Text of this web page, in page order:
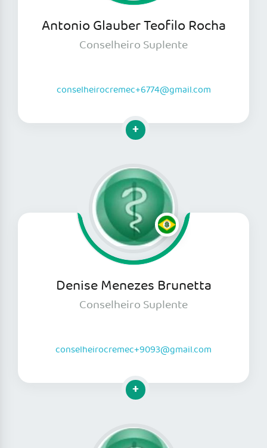
Antonio Glauber Teofilo Rocha
Conselheiro Suplente
conselheirocremec+6774@gmail.com
Clique para mais informações
Denise Menezes Brunetta
Conselheiro Suplente
conselheirocremec+9093@gmail.com
Clique para mais informações